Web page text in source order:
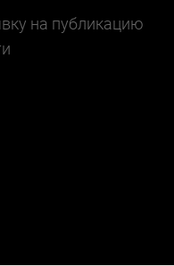
на публикацию